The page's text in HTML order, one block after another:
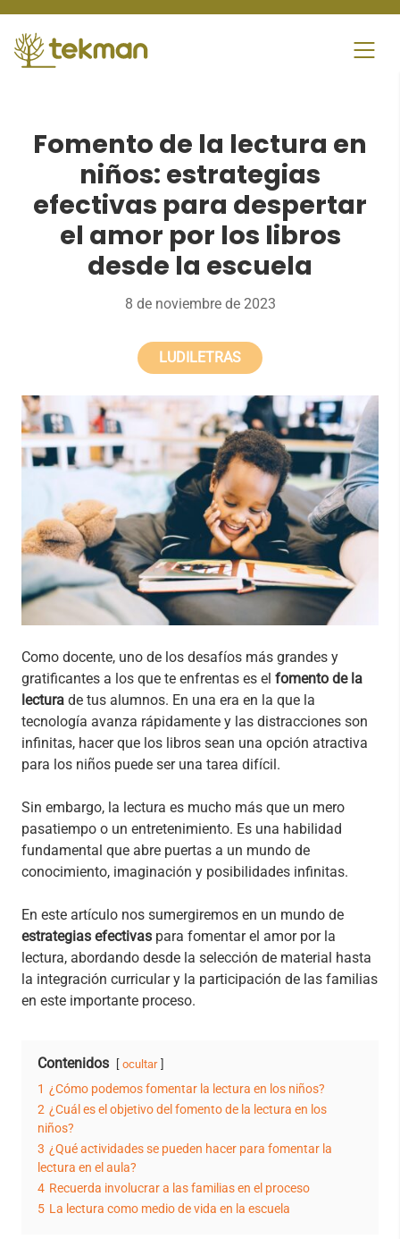
content
Fomento de la lectura en
niños: estrategias
efectivas para despertar
el amor por los libros
desde la escuela
8 de noviembre de 2023
LUDILETRAS
Como docente, uno de los desafíos más grandes y
gratificantes a los que te enfrentas es el fomento de la
lectura de tus alumnos. En una era en la que la
tecnología avanza rápidamente y las distracciones son
infinitas, hacer que los libros sean una opción atractiva
para los niños puede ser una tarea difícil.
Sin embargo, la lectura es mucho más que un mero
pasatiempo o un entretenimiento. Es una habilidad
fundamental que abre puertas a un mundo de
conocimiento, imaginación y posibilidades infinitas.
En este artículo nos sumergiremos en un mundo de
estrategias efectivas para fomentar el amor por la
lectura, abordando desde la selección de material hasta
la integración curricular y la participación de las familias
en este importante proceso.
Contenidos ocultar
1 ¿Cómo podemos fomentar la lectura en los niños?
2 ¿Cuál es el objetivo del fomento de la lectura en los
niños?
3 ¿Qué actividades se pueden hacer para fomentar la
lectura en el aula?
4 Recuerda involucrar a las familias en el proceso
5 La lectura como medio de vida en la escuela